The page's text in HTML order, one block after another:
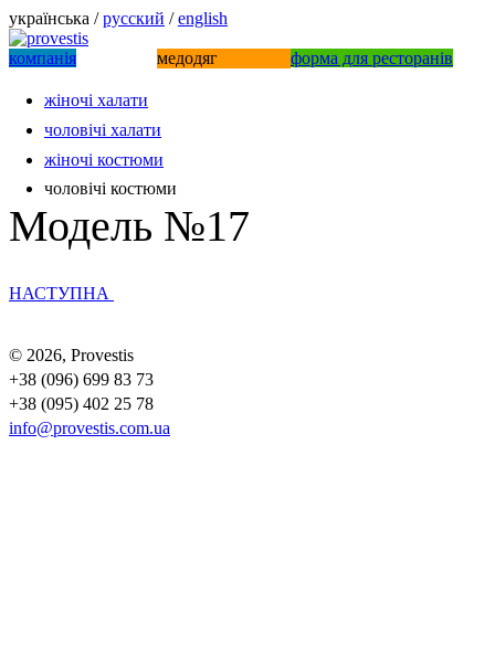
українська /русский /english
компанiя медодяг форма для ресторанів
жіночі халати
чоловiчi халати
жіночі костюми
чоловічі костюми
Модель №17
НАСТУПНА
© 2026, Provestis
+38 (096) 699 83 73
+38 (095) 402 25 78
info@provestis.com.ua